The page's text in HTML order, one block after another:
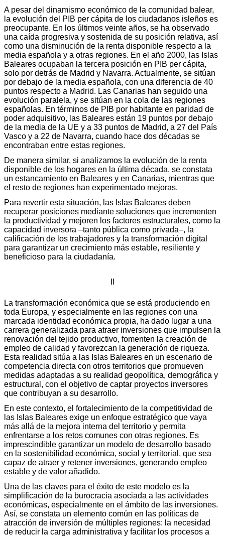
A pesar del dinamismo económico de la comunidad balear,
la evolución del PIB per cápita de los ciudadanos isleños es
preocupante. En los últimos veinte años, se ha observado
una caída progresiva y sostenida de su posición relativa, así
como una disminución de la renta disponible respecto a la
media española y a otras regiones. En el año 2000, las Islas
Baleares ocupaban la tercera posición en PIB per cápita,
solo por detrás de Madrid y Navarra. Actualmente, se sitúan
por debajo de la media española, con una diferencia de 40
puntos respecto a Madrid. Las Canarias han seguido una
evolución paralela, y se sitúan en la cola de las regiones
españolas. En términos de PIB por habitante en paridad de
poder adquisitivo, las Baleares están 19 puntos por debajo
de la media de la UE y a 33 puntos de Madrid, a 27 del País
Vasco y a 22 de Navarra, cuando hace dos décadas se
encontraban entre estas regiones.
De manera similar, si analizamos la evolución de la renta
disponible de los hogares en la última década, se constata
un estancamiento en Baleares y en Canarias, mientras que
el resto de regiones han experimentado mejoras.
Para revertir esta situación, las Islas Baleares deben
recuperar posiciones mediante soluciones que incrementen
la productividad y mejoren los factores estructurales, como la
capacidad inversora –tanto pública como privada–, la
calificación de los trabajadores y la transformación digital
para garantizar un crecimiento más estable, resiliente y
beneficioso para la ciudadanía.
La transformación económica que se está produciendo en
toda Europa, y especialmente en las regiones con una
marcada identidad económica propia, ha dado lugar a una
carrera generalizada para atraer inversiones que impulsen la
renovación del tejido productivo, fomenten la creación de
empleo de calidad y favorezcan la generación de riqueza.
Esta realidad sitúa a las Islas Baleares en un escenario de
competencia directa con otros territorios que promueven
medidas adaptadas a su realidad geopolítica, demográfica y
estructural, con el objetivo de captar proyectos inversores
que contribuyan a su desarrollo.
En este contexto, el fortalecimiento de la competitividad de
las Islas Baleares exige un enfoque estratégico que vaya
más allá de la mejora interna del territorio y permita
enfrentarse a los retos comunes con otras regiones. Es
imprescindible garantizar un modelo de desarrollo basado
en la sostenibilidad económica, social y territorial, que sea
capaz de atraer y retener inversiones, generando empleo
estable y de valor añadido.
Una de las claves para el éxito de este modelo es la
simplificación de la burocracia asociada a las actividades
económicas, especialmente en el ámbito de las inversiones.
Así, se constata un elemento común en las políticas de
atracción de inversión de múltiples regiones: la necesidad
de reducir la carga administrativa y facilitar los procesos a